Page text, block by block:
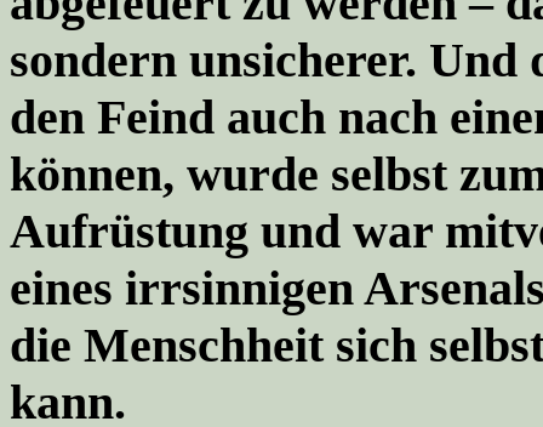
sondern unsicherer.
den Feind auch nach
können, wurde selbst
Aufrüstung und war
eines irrsinnigen
die Menschheit sich
kann.